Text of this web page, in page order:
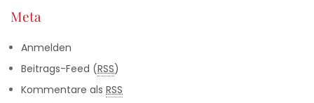
Meta
Anmelden
Beitrags-Feed (RSS)
Kommentare als RSS